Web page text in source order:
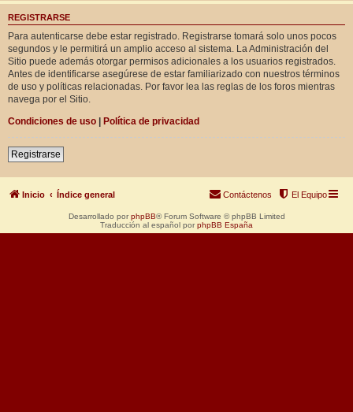
REGISTRARSE
Para autenticarse debe estar registrado. Registrarse tomará solo unos pocos
segundos y le permitirá un amplio acceso al sistema. La Administración del
Sitio puede además otorgar permisos adicionales a los usuarios registrados.
Antes de identificarse asegúrese de estar familiarizado con nuestros términos
de uso y políticas relacionadas. Por favor lea las reglas de los foros mientras
navega por el Sitio.
Condiciones de uso | Política de privacidad
Registrarse
Inicio Índice general El Equipo
Contáctenos
Desarrollado por phpBB® Forum Software © phpBB Limited
Traducción al español por phpBB España